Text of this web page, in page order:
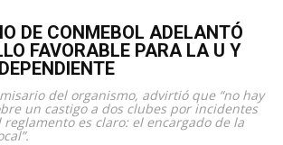
DE CONMEBOL ADELANTÓ
FAVORABLE PARA LA U Y
del organismo, advirtió que “no hay
un castigo a dos clubes por incidentes
reglamento es claro: el encargado de la